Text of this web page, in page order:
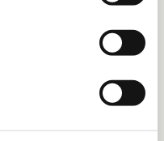
Kraklé
TONALITE